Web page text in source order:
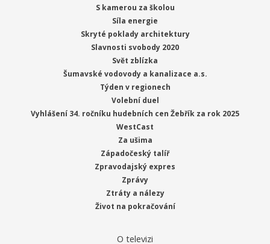
S kamerou za školou
Síla energie
Skryté poklady architektury
Slavnosti svobody 2020
Svět zblízka
Šumavské vodovody a kanalizace a.s.
Týden v regionech
Volební duel
Vyhlášení 34. ročníku hudebních cen Žebřík za rok 2025
WestCast
Za ušima
Západočeský talíř
Zpravodajský expres
Zprávy
Ztráty a nálezy
Život na pokračování
O televizi